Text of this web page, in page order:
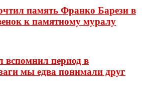
память Франко Барези в
к памятному муралу
вспомнил период в
мы едва понимали друг